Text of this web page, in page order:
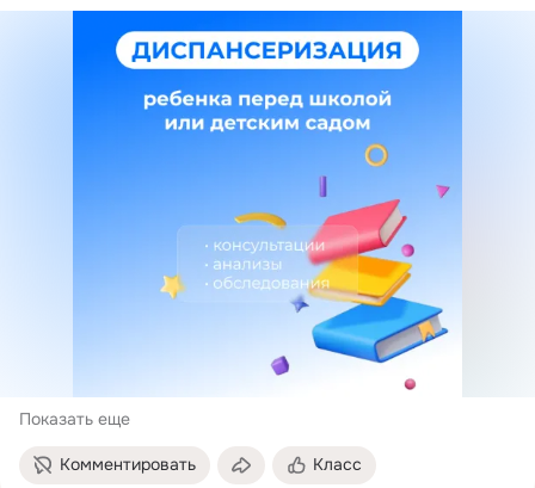
Показать еще
Комментировать Класс